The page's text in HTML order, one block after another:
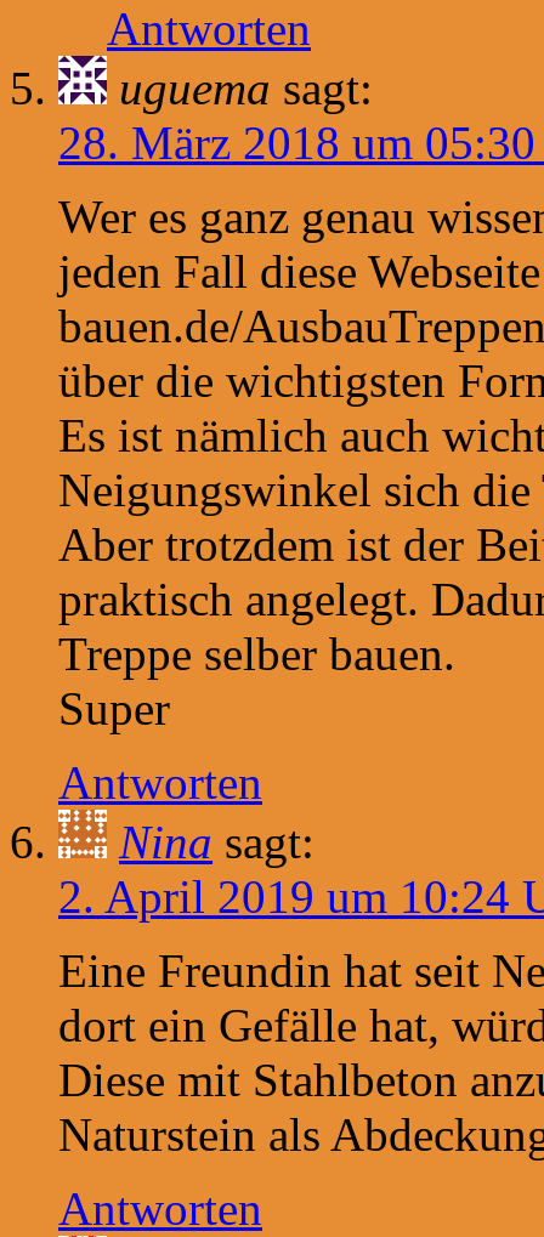
Antworten
uguema sagt:
28. März 2018 um
Wer es ganz genau
jeden Fall diese
bauen.de/
über die wichtigsten
Es ist nämlich auch
Neigungswinkel sich
Aber trotzdem ist der
praktisch angelegt.
Treppe selber bauen.
Super
Antworten
Nina sagt:
2. April 2019 um 10:24
Eine Freundin hat seit
dort ein Gefälle hat,
Diese mit Stahlbeton
Naturstein als
Antworten